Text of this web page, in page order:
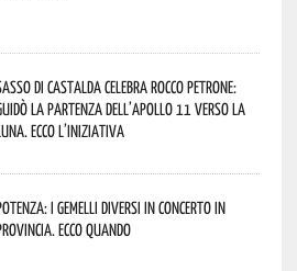
di Castalda celebra Rocco Petrone:
la partenza dell’Apollo 11 verso la
Ecco l’iniziativa
i Gemelli DiVersi in concerto in
Ecco quando